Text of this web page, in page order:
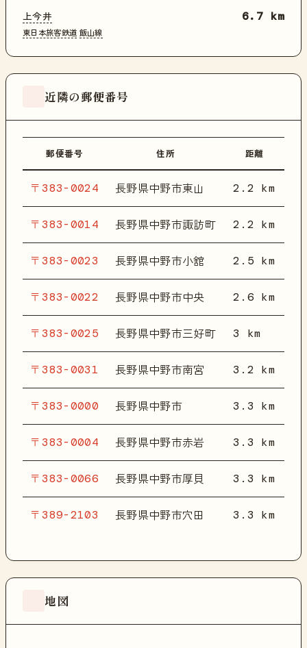
上今井
東日本旅客鉄道 飯山線
6.7 km
近隣の郵便番号
郵便番号 住所 距離
〒383-0024 長野県中野市東山 2.2 km
〒383-0014 長野県中野市諏訪町 2.2 km
〒383-0023 長野県中野市小舘 2.5 km
〒383-0022 長野県中野市中央 2.6 km
〒383-0025 長野県中野市三好町 3 km
〒383-0031 長野県中野市南宮 3.2 km
〒383-0000 長野県中野市 3.3 km
〒383-0004 長野県中野市赤岩 3.3 km
〒383-0066 長野県中野市厚貝 3.3 km
〒389-2103 長野県中野市穴田 3.3 km
地図